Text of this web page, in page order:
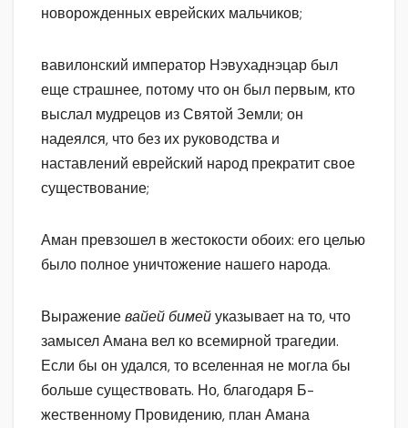
новорожденных еврейских мальчиков;
вавилонский император Нэвухаднэцар был
еще страшнее, потому что он был первым, кто
выслал мудрецов из Святой Земли; он
надеялся, что без их руководства и
наставлений еврейский народ прекратит свое
существование;
Аман превзошел в жестокости обоих: его целью
было полное уничтожение нашего народа.
Выражениевайей бимейуказывает на то, что
замысел Амана вел ко всемирной трагедии.
Если бы он удался, то вселенная не могла бы
больше существовать. Но, благодаря Б-
жественному Провидению, план Амана